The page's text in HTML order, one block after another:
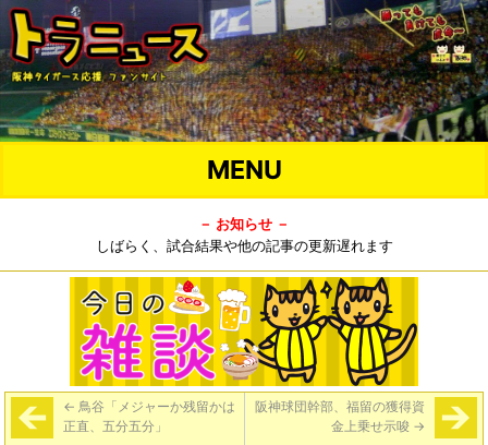
MENU
－ お知らせ －
しばらく、試合結果や他の記事の更新遅れます
← 鳥谷「メジャーか残留かは
正直、五分五分」
阪神球団幹部、福留の獲得資
金上乗せ示唆 →